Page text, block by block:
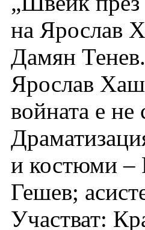
на Ярослав
Дамян
Ярослав
войната е
и костюми –
Гешев;
Участват: